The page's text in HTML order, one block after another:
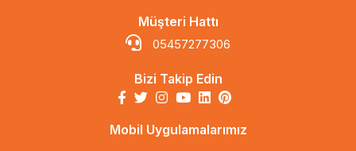
Müşteri Hattı
05457277306
Bizi Takip Edin
Mobil Uygulamalarımız